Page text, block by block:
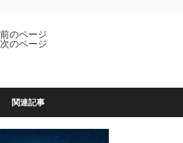
前のページ
次のページ
関連記事